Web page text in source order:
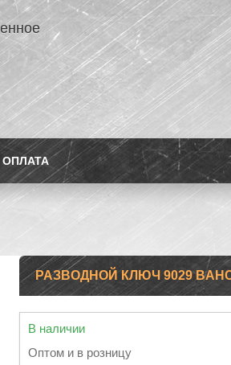
ОПЛАТА
РАЗВОДНОЙ КЛЮЧ 9029
В наличии
Оптом и в розницу